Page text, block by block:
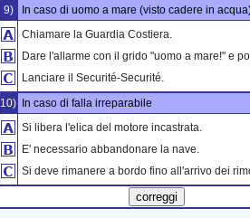
9)
In caso di uomo a mare (visto cadere in
Chiamare la Guardia Costiera.
Dare l'allarme con il grido "uomo a mare!" e
Lanciare il Securité-Securité.
10)
In caso di falla irreparabile
Si libera l'elica del motore incastrata.
E' necessario abbandonare la nave.
Si deve rimanere a bordo fino all'arrivo dei